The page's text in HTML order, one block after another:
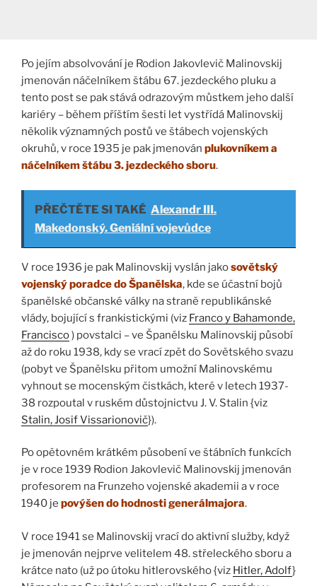
Po jejím absolvování je Rodion Jakovlevič Malinovskij
jmenován náčelníkem štábu 67. jezdeckého pluku a
tento post se pak stává odrazovým můstkem jeho další
kariéry – během příštím šesti let vystřídá Malinovskij
několik významných postů ve štábech vojenských
okruhů, v roce 1935 je pak jmenován plukovníkem a
náčelníkem štábu 3. jezdeckého sboru.
PŘEČTĚTE SI TAKÉ Alexandr III.
Makedonský. Geniální vojevůdce
V roce 1936 je pak Malinovskij vyslán jakosovětský
vojenský poradce do Španělska, kde se účastní bojů
španělské občanské války na straně republikánské
vlády, bojující s frankistickými (viz Franco y Bahamonde,
Francisco) povstalci – ve Španělsku Malinovskij působí
až do roku 1938, kdy se vrací zpět do Sovětského svazu
(pobyt ve Španělsku přitom umožní Malinovskému
vyhnout se mocenským čistkách, které v letech 1937-
38 rozpoutal v ruském důstojnictvu J. V. Stalin {viz
Stalin, Josif Vissarionovič}).
Po opětovném krátkém působení ve štábních funkcích
je v roce 1939 Rodion Jakovlevič Malinovskij jmenován
profesorem na Frunzeho vojenské akademii a v roce
1940 je povýšen do hodnosti generálmajora.
V roce 1941 se Malinovskij vrací do aktivní služby, když
je jmenován nejprve velitelem 48. střeleckého sboru a
krátce nato (už po útoku hitlerovského {viz Hitler, Adolf}